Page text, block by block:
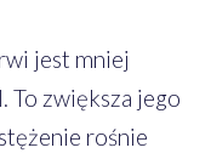
jest mniej
To zwiększa jego
rośnie